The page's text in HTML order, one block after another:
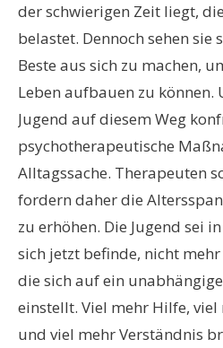
der schwierigen Zeit liegt,
belastet. Dennoch sehen sie
Beste aus sich zu machen,
Leben aufbauen zu
Jugend auf diesem Weg
psychotherapeutische
Alltagssache. Therapeuten
fordern daher die
zu erhöhen. Die Jugend sei
sich jetzt befinde, nicht
die sich auf ein
einstellt. Viel mehr Hilfe,
und viel mehr Verständnis